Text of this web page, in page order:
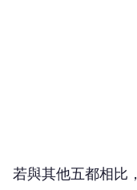
若與其他五都相比